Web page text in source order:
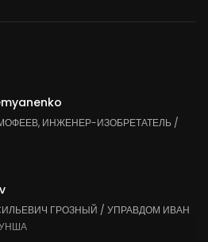
ИНЖЕНЕР-ИЗОБРЕТАТЕЛЬ /
ГРОЗНЫЙ / УПРАВДОМ ИВАН